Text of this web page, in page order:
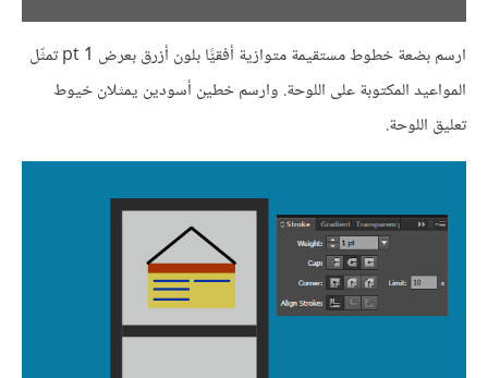
ارسم بضعة خطوط مستقيمة متوازية أفقيًّا بلون أزرق بعرض 1 pt تمثّل
المواعيد المكتوبة على اللوحة. وارسم خطين أسودين يمثلان خيوط
تعليق اللوحة.